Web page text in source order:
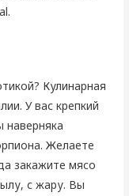
Кулинарная
У вас крепкий
наверняка
Желаете
закажите мясо
с жару. Вы